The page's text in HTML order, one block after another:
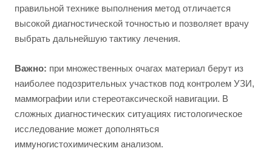
правильной технике выполнения метод отличается
высокой диагностической точностью и позволяет врачу
выбрать дальнейшую тактику лечения.
Важно: при множественных очагах материал берут из
наиболее подозрительных участков под контролем УЗИ,
маммографии или стереотаксической навигации. В
сложных диагностических ситуациях гистологическое
исследование может дополняться
иммуногистохимическим анализом.